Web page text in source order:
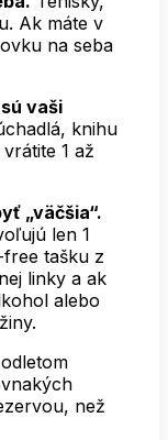
Ak máte v
na seba
vaši
knihu
1 až
„väčšia“.
len 1
tašku z
linky a ak
alebo
než